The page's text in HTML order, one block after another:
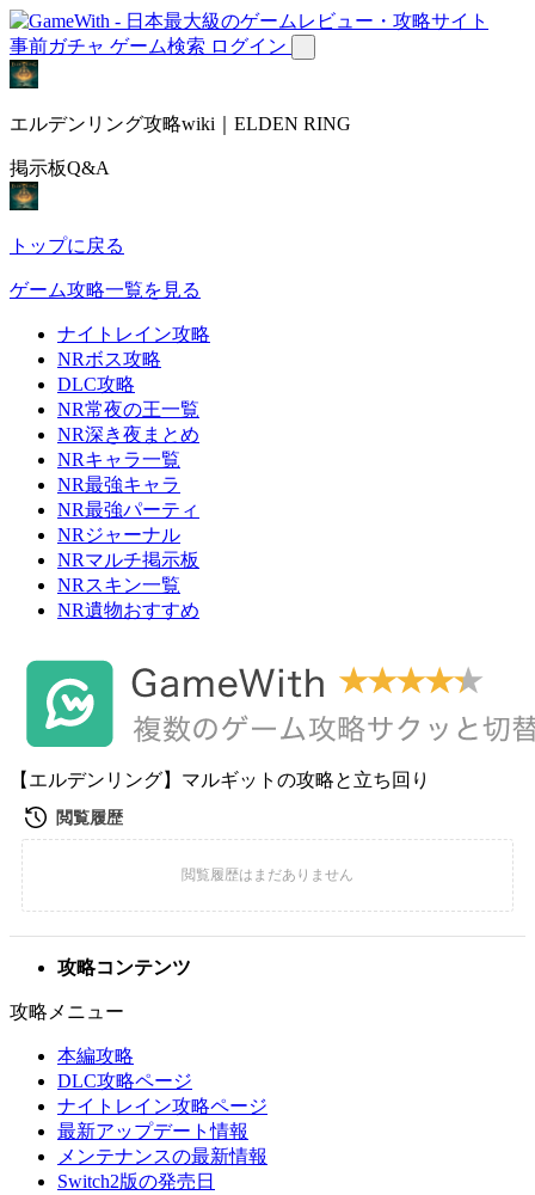
事前ガチャ ゲーム検索 ログイン
エルデンリング攻略wiki｜ELDEN RING
掲示板Q&A
トップに戻る
ゲーム攻略一覧を見る
ナイトレイン攻略
NRボス攻略
DLC攻略
NR常夜の王一覧
NR深き夜まとめ
NRキャラ一覧
NR最強キャラ
NR最強パーティ
NRジャーナル
NRマルチ掲示板
NRスキン一覧
NR遺物おすすめ
【エルデンリング】マルギットの攻略と立ち回り
攻略コンテンツ
攻略メニュー
本編攻略
DLC攻略ページ
ナイトレイン攻略ページ
最新アップデート情報
メンテナンスの最新情報
Switch2版の発売日